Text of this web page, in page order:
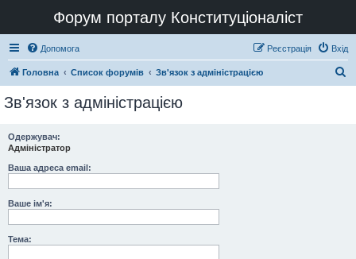
Форум порталу Конституціоналіст
Допомога Вхід
Реєстрація
Головна Список форумів Зв'язок з адміністрацією
Зв'язок з адміністрацією
Одержувач:
Адміністратор
Ваша адреса email:
Ваше ім'я:
Тема: